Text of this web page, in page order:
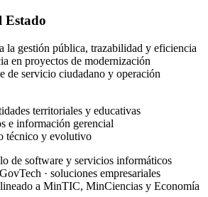
Estado
la gestión pública, trazabilidad y eficiencia
en proyectos de modernización
de servicio ciudadano y operación
territoriales y educativas
e información gerencial
técnico y evolutivo
de software y servicios informáticos
· soluciones empresariales
a MinTIC, MinCiencias y Economía